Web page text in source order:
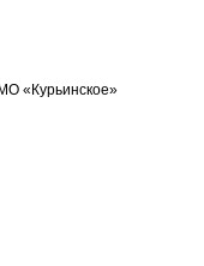
«Курьинское»